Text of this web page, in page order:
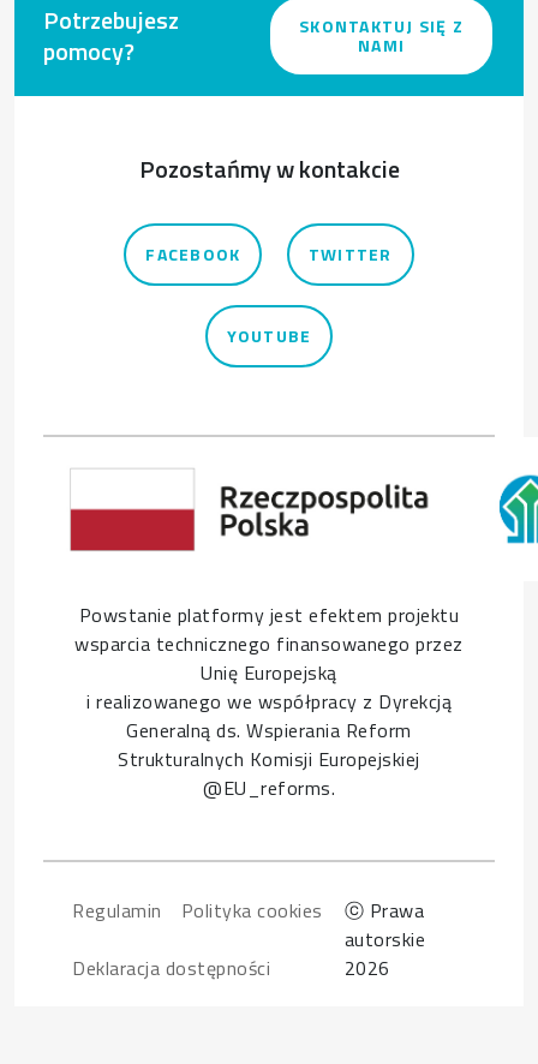
Potrzebujesz
pomocy?
SKONTAKTUJ SIĘ Z
NAMI
Pozostańmy w kontakcie
FACEBOOK TWITTER
YOUTUBE
Powstanie platformy jest efektem projektu
wsparcia technicznego finansowanego przez
Unię Europejską
i realizowanego we współpracy z Dyrekcją
Generalną ds. Wspierania Reform
Strukturalnych Komisji Europejskiej
@EU_reforms.
Regulamin
Polityka cookies
Deklaracja dostępności
ⓒ Prawa
autorskie
2026